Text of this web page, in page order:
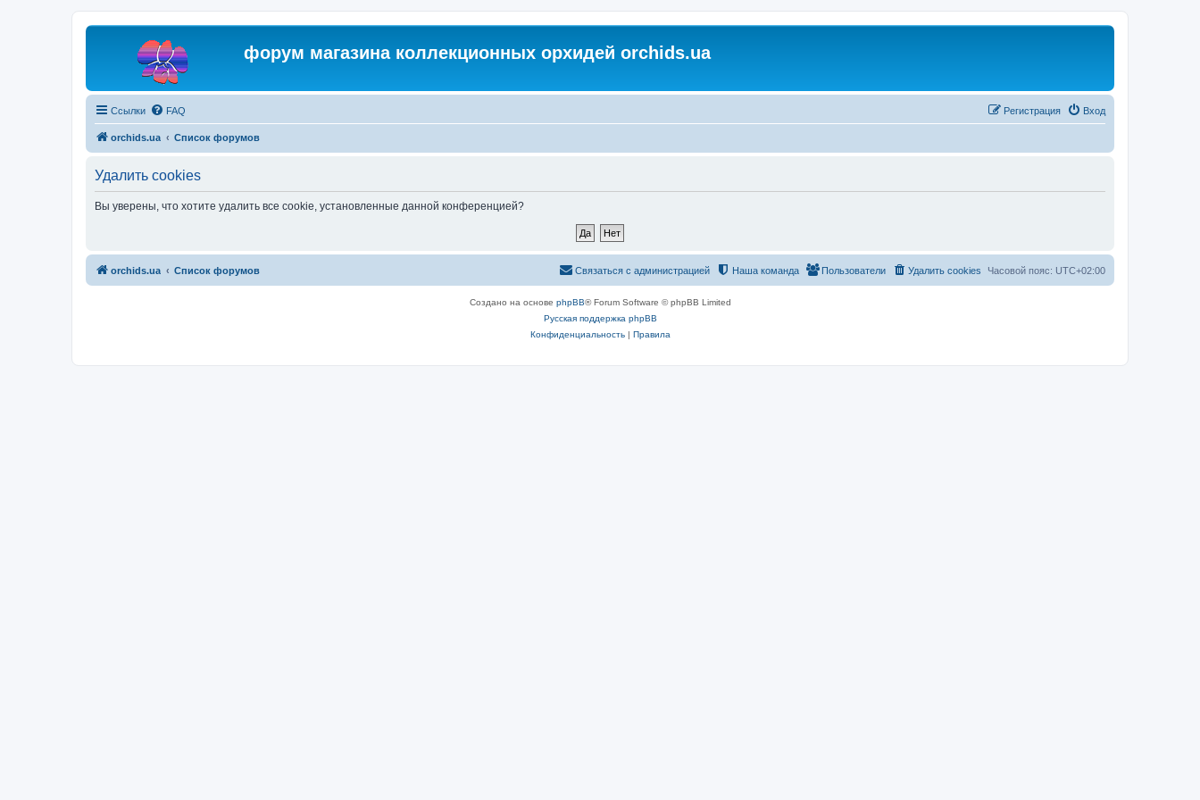
форум магазина коллекционных орхидей orchids.ua
Ссылки FAQ Вход
Регистрация
orchids.ua Список форумов
Удалить cookies
Вы уверены, что хотите удалить все cookie, установленные данной конференцией?
orchids.ua Список форумов Часовой пояс: UTC+02:00
Удалить cookies
Пользователи
Наша команда
Связаться с администрацией
Создано на основе phpBB® Forum Software © phpBB Limited
Русская поддержка phpBB
Конфиденциальность| Правила